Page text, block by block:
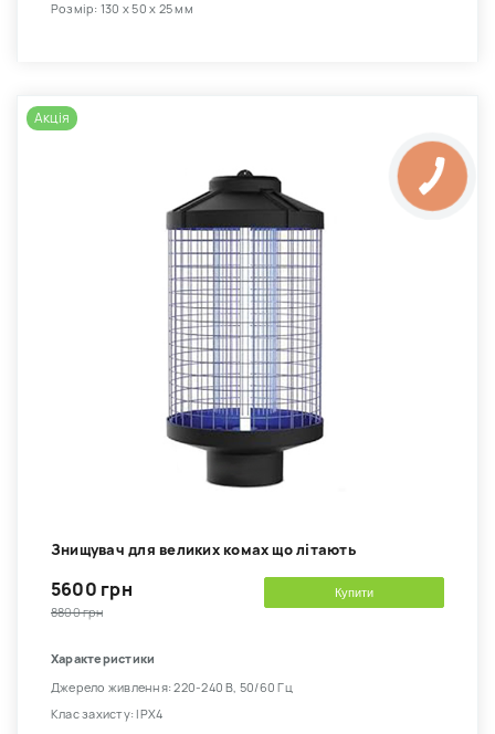
Розмір: 130 х 50 х 25 мм
Акція
Знищувач для великих комах що літають
5600 грн
8800 грн
Купити
Характеристики
Джерело живлення: 220-240 В, 50/60 Гц
Клас захисту: IPX4